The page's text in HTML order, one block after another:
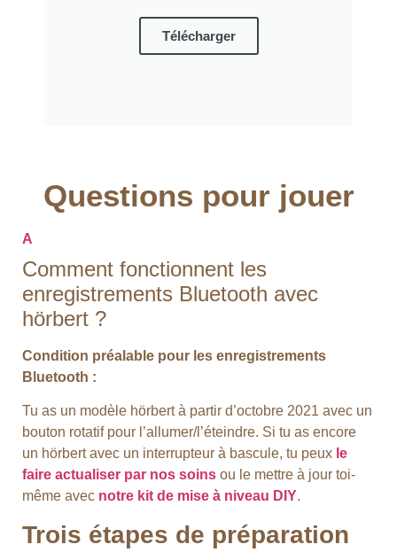
Télécharger
Questions pour jouer
A
Comment fonctionnent les
enregistrements Bluetooth avec
hörbert ?
Condition préalable pour les enregistrements
Bluetooth :
Tu as un modèle hörbert à partir d’octobre 2021 avec un
bouton rotatif pour l’allumer/l’éteindre. Si tu as encore
un hörbert avec un interrupteur à bascule, tu peux le
faire actualiser par nos soins ou le mettre à jour toi-
même avec notre kit de mise à niveau DIY.
Trois étapes de préparation